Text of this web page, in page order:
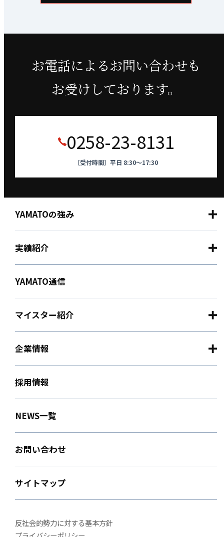
お電話によるお問い合わせも
お受けしております。
0258-23-8131
［受付時間］平日 8:30～17:30
YAMATOの強み
実績紹介
YAMATO通信
マイスター紹介
企業情報
採用情報
NEWS一覧
お問い合わせ
サイトマップ
反社会的勢力に対する基本方針